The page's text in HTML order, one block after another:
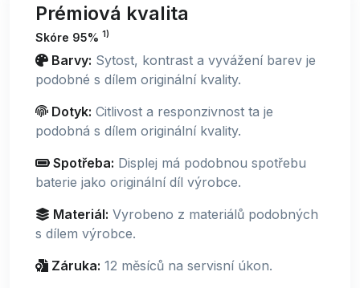
Prémiová kvalita
Skóre 95% 1)
Barvy: Sytost, kontrast a vyvážení barev je
podobné s dílem originální kvality.
Dotyk: Citlivost a responzivnost ta je
podobná s dílem originální kvality.
Spotřeba: Displej má podobnou spotřebu
baterie jako originální díl výrobce.
Materiál: Vyrobeno z materiálů podobných
s dílem výrobce.
Záruka: 12 měsíců na servisní úkon.